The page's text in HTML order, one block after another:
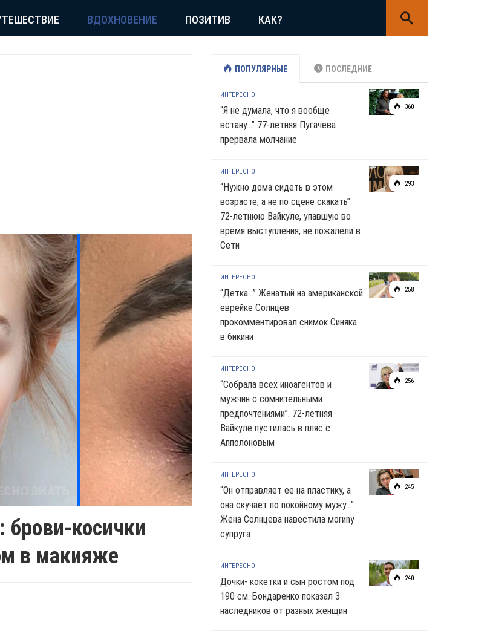
ВДОХНОВЕНИЕ ПОЗИТИВ КАК?
брови-косички
в макияже
ПОПУЛЯРНЫЕ ПОСЛЕДНИЕ
360
ИНТЕРЕСНО
“Я не думала, что я вообще
встану…” 77-летняя Пугачева
прервала молчание
293
ИНТЕРЕСНО
“Нужно дома сидеть в этом
возрасте, а не по сцене скакать”.
72-летнюю Вайкуле, упавшую во
время выступления, не пожалели в
Сети
258
ИНТЕРЕСНО
“Детка…” Женатый на американской
еврейке Солнцев
прокомментировал снимок Синяка
в 6икини
256
ИНТЕРЕСНО
“Собрала всех иноагентов и
мужчин с сомнительными
предпочтениями”. 72-летняя
Вайкуле пустилась в пляс с
Апполоновым
245
ИНТЕРЕСНО
“Он отправляет ее на пластику, а
она скучает по noкoйномy мужу…”
Жена Солнцева навестила моrиnу
супруга
240
ИНТЕРЕСНО
Дочки- кокетки и сын ростом под
190 см. Бондаренко показал 3
наследников от разных женщин